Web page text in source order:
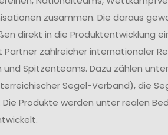
zusammen. Die daraus
direkt in die Produktentwicklung
Partner zahlreicher internationaler
Spitzenteams. Dazu zählen
Segel-Verband), die
Die Produkte werden unter realen